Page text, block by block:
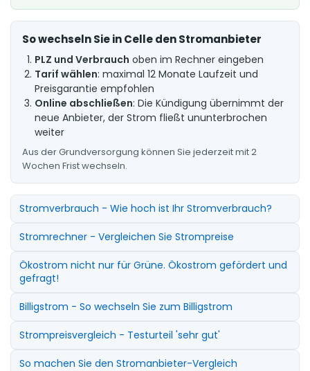
So wechseln Sie in Celle den Stromanbieter
PLZ und Verbrauch oben im Rechner eingeben
Tarif wählen: maximal 12 Monate Laufzeit und
Preisgarantie empfohlen
Online abschließen: Die Kündigung übernimmt der
neue Anbieter, der Strom fließt ununterbrochen
weiter
Aus der Grundversorgung können Sie jederzeit mit 2
Wochen Frist wechseln.
Stromverbrauch - Wie hoch ist Ihr Stromverbrauch?
Stromrechner - Vergleichen Sie Strompreise
Ökostrom nicht nur für Grüne. Ökostrom gefördert und
gefragt!
Billigstrom - So wechseln Sie zum Billigstrom
Strompreisvergleich - Testurteil 'sehr gut'
So machen Sie den Stromanbieter-Vergleich